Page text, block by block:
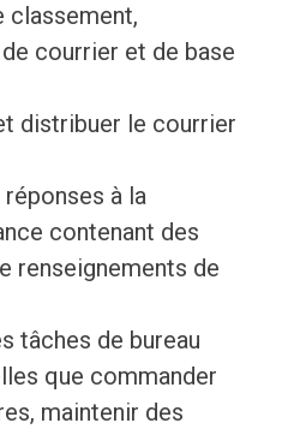
classement,
courrier et de base
distribuer le courrier
à la
contenant des
renseignements de
tâches de bureau
que commander
maintenir des